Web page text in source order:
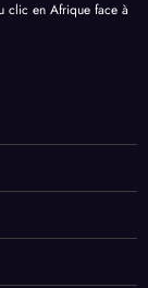
clic en Afrique face à